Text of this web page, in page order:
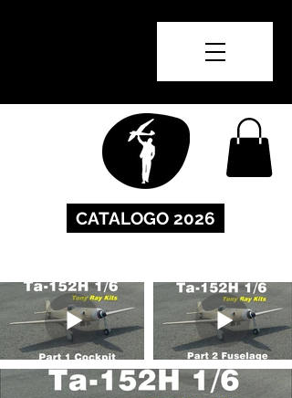
CATALOGO 2026